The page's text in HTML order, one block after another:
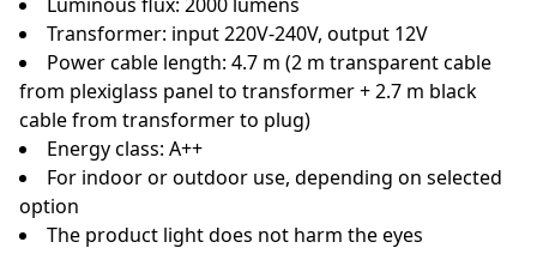
Transformer: input 220V-240V, output 12V
Power cable length: 4.7 m (2 m transparent cable
from plexiglass panel to transformer + 2.7 m black
cable from transformer to plug)
Energy class: A++
For indoor or outdoor use, depending on selected
option
The product light does not harm the eyes